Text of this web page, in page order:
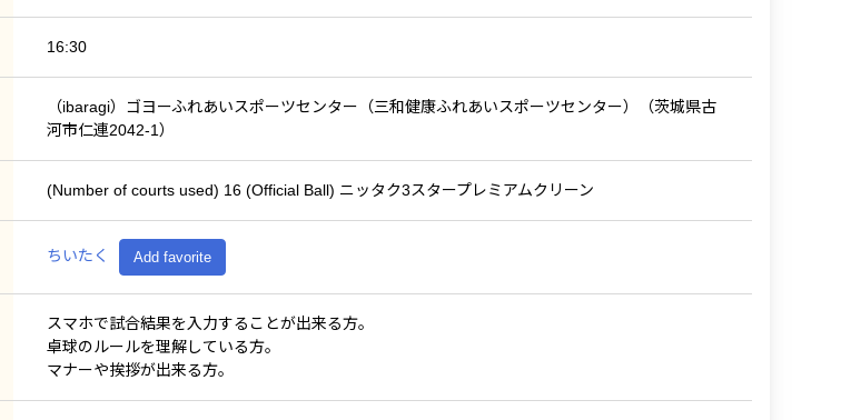
16:30
（ibaragi）ゴヨーふれあいスポーツセンター（三和健康ふれあいスポーツセンター）（茨城県古
河市仁連2042-1）
(Number of courts used) 16 (Official Ball) ニッタク3スタープレミアムクリーン
ちいたく Add favorite
スマホで試合結果を入力することが出来る方。
卓球のルールを理解している方。
マナーや挨拶が出来る方。